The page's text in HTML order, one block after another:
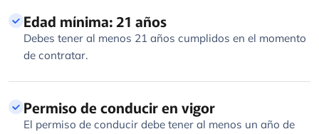
Edad mínima: 21 años
Debes tener al menos 21 años cumplidos en el momento
de contratar.
Permiso de conducir en vigor
El permiso de conducir debe tener al menos un año de